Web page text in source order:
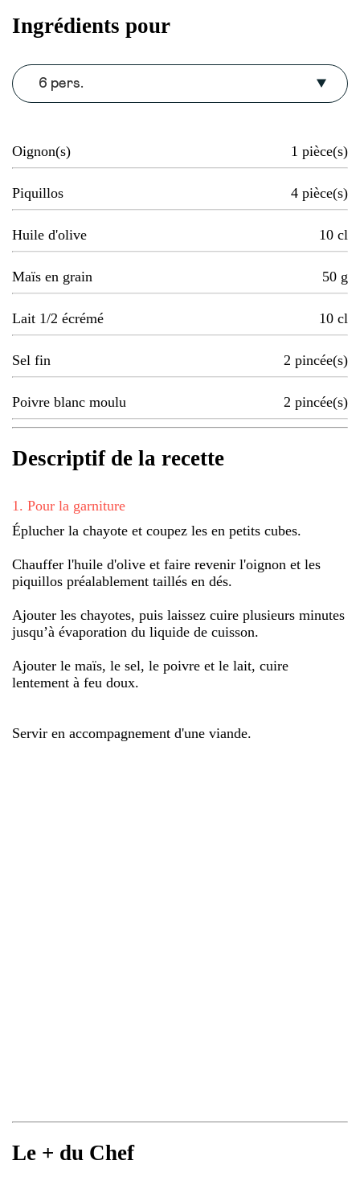
Ingrédients pour
6 pers.
Oignon(s) 1 pièce(s)
Piquillos 4 pièce(s)
Huile d'olive 10 cl
Maïs en grain 50 g
Lait 1/2 écrémé 10 cl
Sel fin 2 pincée(s)
Poivre blanc moulu 2 pincée(s)
Descriptif de la recette
1 . Pour la garniture
Éplucher la chayote et coupez les en petits cubes.
Chauffer l'huile d'olive et faire revenir l'oignon et les
piquillos préalablement taillés en dés.
Ajouter les chayotes, puis laissez cuire plusieurs minutes
jusqu’à évaporation du liquide de cuisson.
Ajouter le maïs, le sel, le poivre et le lait, cuire
lentement à feu doux.
Servir en accompagnement d'une viande.
Le + du Chef